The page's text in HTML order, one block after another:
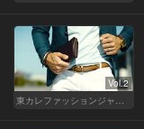
Vol.2